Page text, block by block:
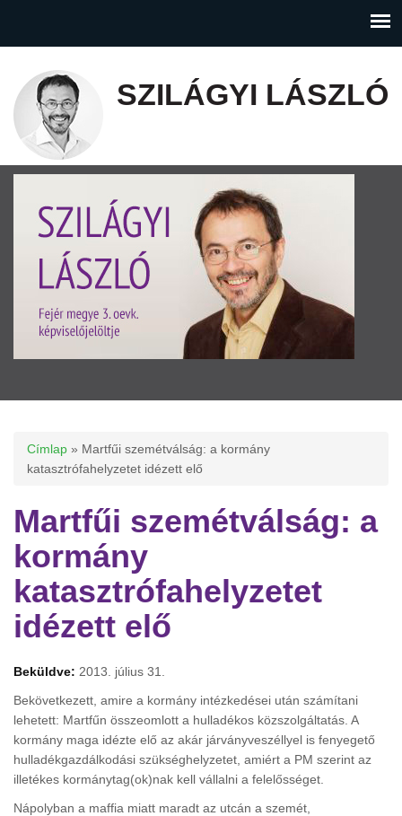
SZILÁGYI LÁSZLÓ
Jelenlegi hely
Címlap » Martfűi szemétválság: a kormány
katasztrófahelyzetet idézett elő
Martfűi szemétválság: a
kormány
katasztrófahelyzetet
idézett elő
Beküldve: 2013. július 31.
Bekövetkezett, amire a kormány intézkedései után számítani
lehetett: Martfűn összeomlott a hulladékos közszolgáltatás. A
kormány maga idézte elő az akár járványveszéllyel is fenyegető
hulladékgazdálkodási szükséghelyzetet, amiért a PM szerint az
illetékes kormánytag(ok)nak kell vállalni a felelősséget.
Nápolyban a maffia miatt maradt az utcán a szemét,